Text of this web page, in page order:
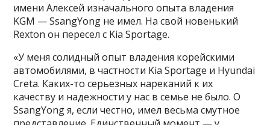
имени Алексей изначального опыта владения
KGM — SsangYong не имел. На свой новенький
Rexton он пересел с Kia Sportage.
«У меня солидный опыт владения корейскими
автомобилями, в частности Kia Sportage и Hyundai
Creta. Каких-то серьезных нареканий к их
качеству и надежности у нас в семье не было. О
SsangYong я, если честно, имел весьма смутное